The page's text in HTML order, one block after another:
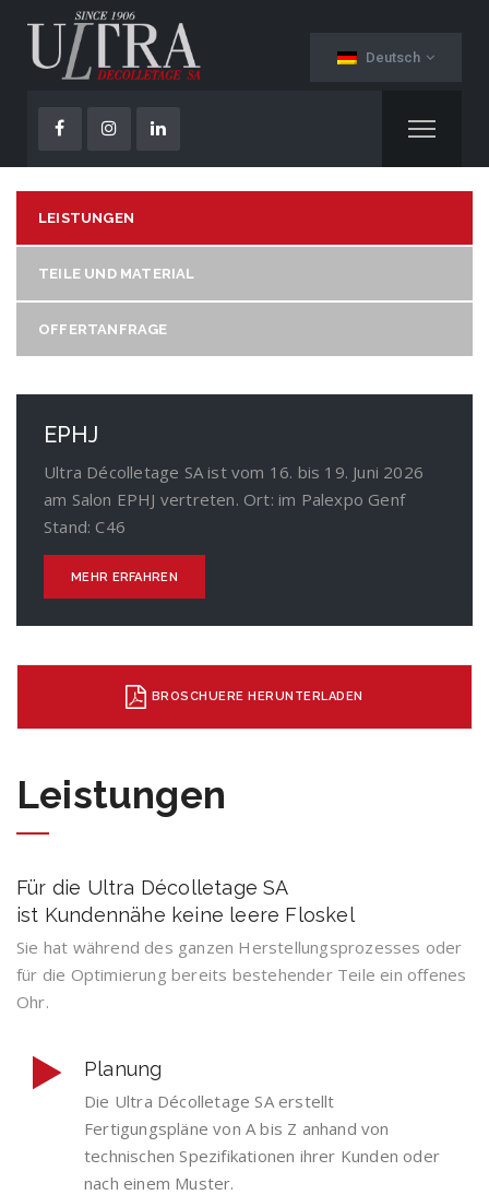
Deutsch
LEISTUNGEN
TEILE UND MATERIAL
OFFERTANFRAGE
EPHJ
Ultra Décolletage SA ist vom 16. bis 19. Juni 2026
am Salon EPHJ vertreten. Ort: im Palexpo Genf
Stand: C46
MEHR ERFAHREN
BROSCHUERE HERUNTERLADEN
Leistungen
Für die Ultra Décolletage SA
ist Kundennähe keine leere Floskel
Sie hat während des ganzen Herstellungsprozesses oder
für die Optimierung bereits bestehender Teile ein offenes
Ohr.
Planung
Die Ultra Décolletage SA erstellt
Fertigungspläne von A bis Z anhand von
technischen Spezifikationen ihrer Kunden oder
nach einem Muster.